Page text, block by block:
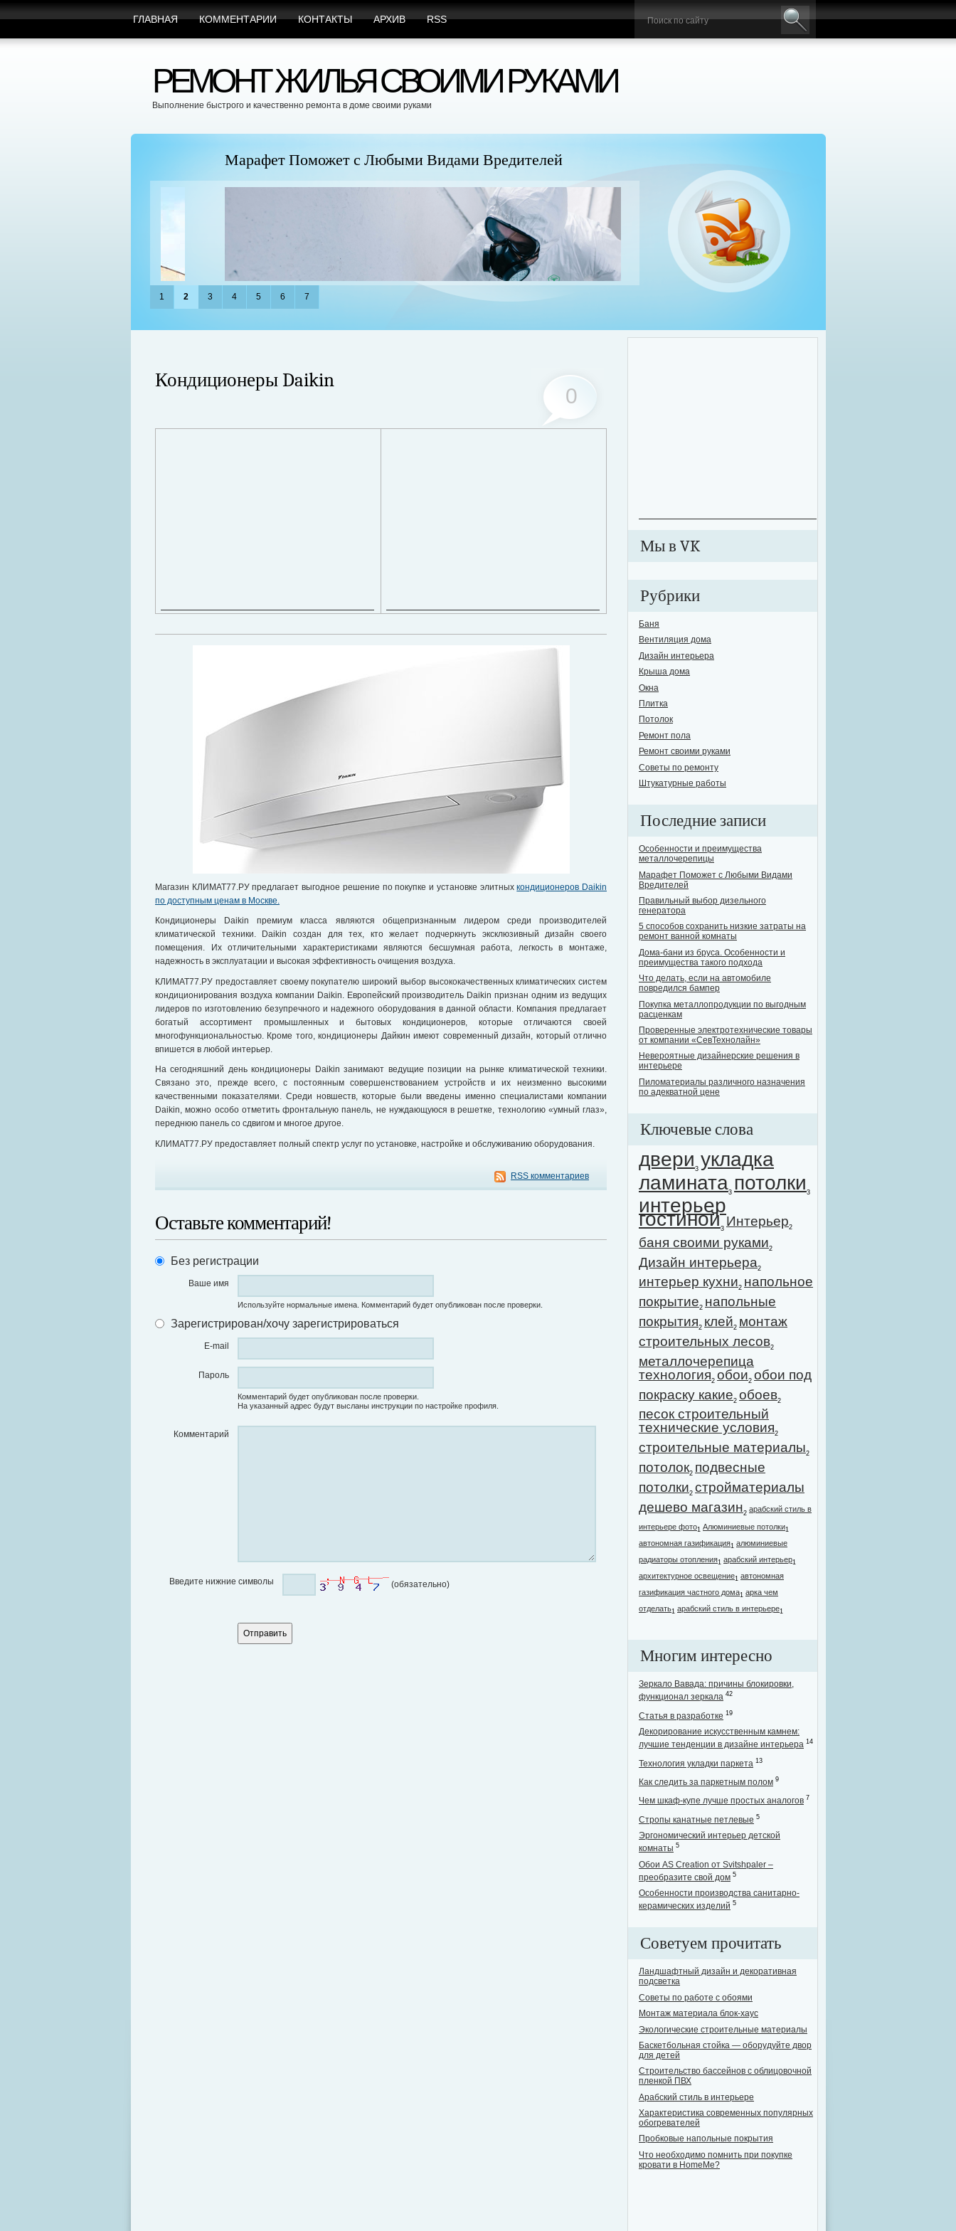
ГЛАВНАЯ КОММЕНТАРИИ КОНТАКТЫ АРХИВ RSS
РЕМОНТ ЖИЛЬЯ СВОИМИ РУКАМИ
Выполнение быстрого и качественно ремонта в доме своими руками
Марафет Поможет с Любыми Видами Вредителей
1 2 3 4 5 6 7
Кондиционеры Daikin
0
Магазин КЛИМАТ77.РУ предлагает выгодное решение по покупке и установке элитныхкондиционеров Daikin
по доступным ценам в Москве.
Кондиционеры Daikin премиум класса являются общепризнанным лидером среди производителей
климатической техники. Daikin создан для тех, кто желает подчеркнуть эксклюзивный дизайн своего
помещения. Их отличительными характеристиками являются бесшумная работа, легкость в монтаже,
надежность в эксплуатации и высокая эффективность очищения воздуха.
КЛИМАТ77.РУ предоставляет своему покупателю широкий выбор высококачественных климатических систем
кондиционирования воздуха компании Daikin. Европейский производитель Daikin признан одним из ведущих
лидеров по изготовлению безупречного и надежного оборудования в данной области. Компания предлагает
богатый ассортимент промышленных и бытовых кондиционеров, которые отличаются своей
многофункциональностью. Кроме того, кондиционеры Дайкин имеют современный дизайн, который отлично
впишется в любой интерьер.
На сегодняшний день кондиционеры Daikin занимают ведущие позиции на рынке климатической техники.
Связано это, прежде всего, с постоянным совершенствованием устройств и их неизменно высокими
качественными показателями. Среди новшеств, которые были введены именно специалистами компании
Daikin, можно особо отметить фронтальную панель, не нуждающуюся в решетке, технологию «умный глаз»,
переднюю панель со сдвигом и многое другое.
КЛИМАТ77.РУ предоставляет полный спектр услуг по установке, настройке и обслуживанию оборудования.
RSS комментариев
Оставьте комментарий!
Без регистрации
Ваше имя
Используйте нормальные имена. Комментарий будет опубликован после проверки.
Зарегистрирован/хочу зарегистрироваться
E-mail
Пароль
Комментарий будет опубликован после проверки.
На указанный адрес будут высланы инструкции по настройке профиля.
Комментарий
Введите нижние символы (обязательно)
Мы в VK
Рубрики
Баня
Вентиляция дома
Дизайн интерьера
Крыша дома
Окна
Плитка
Потолок
Ремонт пола
Ремонт своими руками
Советы по ремонту
Штукатурные работы
Последние записи
Особенности и преимущества
металлочерепицы
Марафет Поможет с Любыми Видами
Вредителей
Правильный выбор дизельного
генератора
5 способов сохранить низкие затраты на
ремонт ванной комнаты
Дома-бани из бруса. Особенности и
преимущества такого подхода
Что делать, если на автомобиле
повредился бампер
Покупка металлопродукции по выгодным
расценкам
Проверенные электротехнические товары
от компании «СевТехнолайн»
Невероятные дизайнерские решения в
интерьере
Пиломатериалы различного назначения
по адекватной цене
Ключевые слова
двери 3 укладка
ламината3 потолки 3
интерьер
гостиной3 Интерьер2
баня своими руками2
Дизайн интерьера2
интерьер кухни2 напольное
покрытие2 напольные
покрытия2 клей2 монтаж
строительных лесов2
металлочерепица
технология2 обои2 обои под
покраску какие2 обоев2
песок строительный
технические условия2
строительные материалы2
потолок2 подвесные
потолки2 стройматериалы
дешево магазин2 арабский стиль в
интерьере фото1 Алюминиевые потолки1
автономная газификация1 алюминиевые
радиаторы отопления1 арабский интерьер1
архитектурное освещение1 автономная
газификация частного дома1 арка чем
отделать1 арабский стиль в интерьере1
Многим интересно
Зеркало Вавада: причины блокировки,
функционал зеркала 42
Статья в разработке 19
Декорирование искусственным камнем:
лучшие тенденции в дизайне интерьера 14
Технология укладки паркета 13
Как следить за паркетным полом 9
Чем шкаф-купе лучше простых аналогов 7
Стропы канатные петлевые 5
Эргономический интерьер детской
комнаты 5
Обои AS Creation от Svitshpaler –
преобразите свой дом 5
Особенности производства санитарно-
керамических изделий 5
Советуем прочитать
Ландшафтный дизайн и декоративная
подсветка
Советы по работе с обоями
Монтаж материала блок-хаус
Экологические строительные материалы
Баскетбольная стойка — оборудуйте двор
для детей
Строительство бассейнов с облицовочной
пленкой ПВХ
Арабский стиль в интерьере
Характеристика современных популярных
обогревателей
Пробковые напольные покрытия
Что необходимо помнить при покупке
кровати в HomeMe?